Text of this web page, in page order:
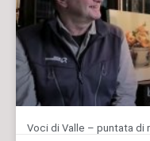
Voci di Valle – puntata di